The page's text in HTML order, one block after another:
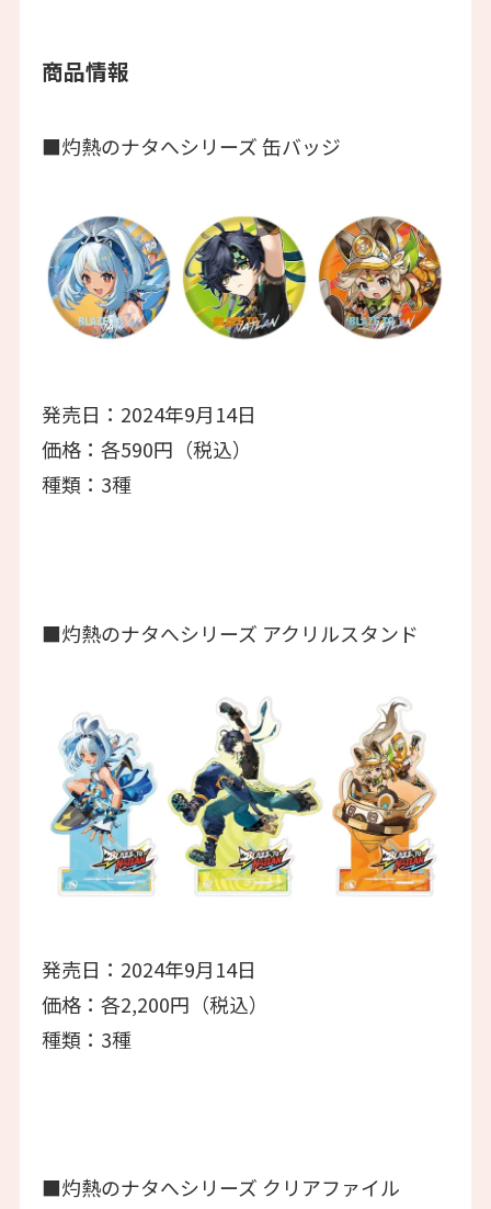
商品情報
■灼熱のナタへシリーズ 缶バッジ
発売日：2024年9月14日
価格：各590円（税込）
種類：3種
■灼熱のナタへシリーズ アクリルスタンド
発売日：2024年9月14日
価格：各2,200円（税込）
種類：3種
■灼熱のナタへシリーズ クリアファイル